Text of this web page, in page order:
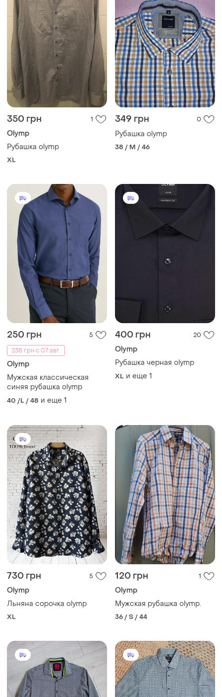
350 грн 1
Olymp
Рубашка olymp
XL
349 грн 0
Рубашка olymp
38 / M / 46
250 грн
5
238 грн с 07 авг.
Olymp
Мужская классическая
синяя рубашка olymp
40 /L / 48 и еще 1
400 грн 20
Olymp
Рубашка черная olymp
XL и еще 1
730 грн 5
Olymp
Льняна сорочка olymp
XL
120 грн 1
Olymp
Мужская рубашка olymp.
36 / S / 44